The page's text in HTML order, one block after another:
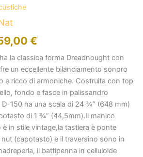
€
la classica forma Dreadnought con
un eccellente bilanciamento sonoro
e ricco di armoniche. Costruita con top
fondo e fasce in palissandro
D-150 ha una scala di 24 ¾” (648 mm)
di 1 ¾” (44,5mm).Il manico
in stile vintage,la tastiera è ponte
(capotasto) e il traversino sono in
il battipenna in celluloide